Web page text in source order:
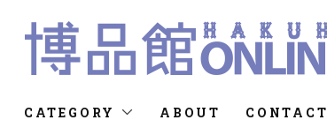
CATEGORY ABOUT CONTACT